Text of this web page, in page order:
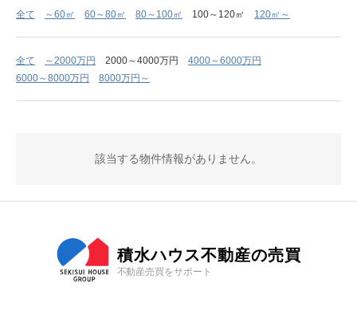
全て ～60㎡ 60～80㎡ 80～100㎡ 100～120㎡ 120㎡～
全て ～2000万円 2000～4000万円
4000～6000万円
6000～8000万円
8000万円～
該当する物件情報がありません。
積水ハウス不動産の売買
不動産売買をサポート